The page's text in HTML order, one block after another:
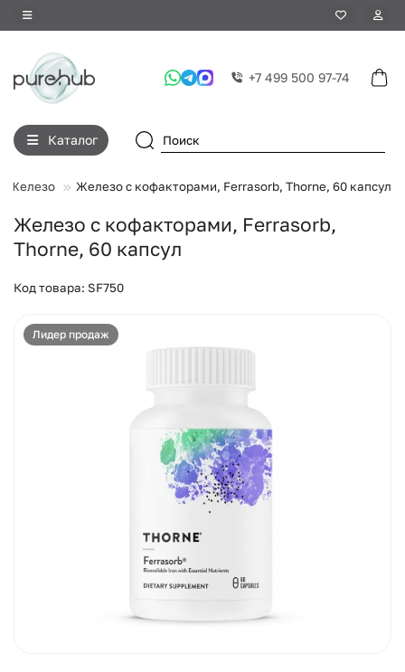
+7 499 500 97-74
Каталог
Железо Железо с кофакторами, Ferrasorb, Thorne, 60 капсул
Железо с кофакторами, Ferrasorb,
Thorne, 60 капсул
Код товара: SF750
Лидер продаж